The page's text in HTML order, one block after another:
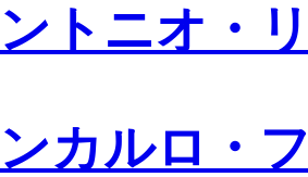
トニオ・
カルロ・